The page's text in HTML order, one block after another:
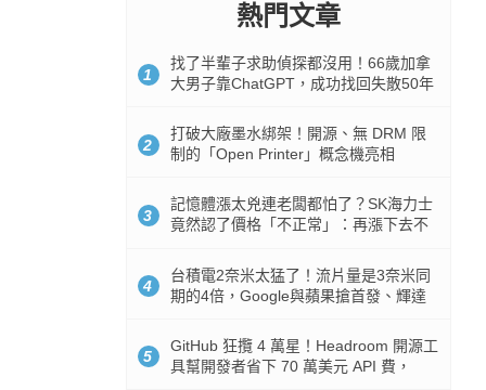
熱門文章
1
找了半輩子求助偵探都沒用！66歲加拿
大男子靠ChatGPT，成功找回失散50年
2
打破大廠墨水綁架！開源、無 DRM 限
制的「Open Printer」概念機亮相
3
記憶體漲太兇連老闆都怕了？SK海力士
竟然認了價格「不正常」：再漲下去不
4
台積電2奈米太猛了！流片量是3奈米同
期的4倍，Google與蘋果搶首發、輝達
5
GitHub 狂攬 4 萬星！Headroom 開源工
具幫開發者省下 70 萬美元 API 費，